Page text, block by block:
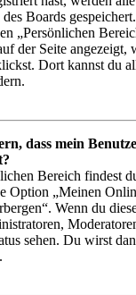
Boards
„Persönlichen
der Seite angezeigt,
Dort kannst du
dass mein
Bereich findest
Option „Meinen
Wenn du
sehen. Du wirst